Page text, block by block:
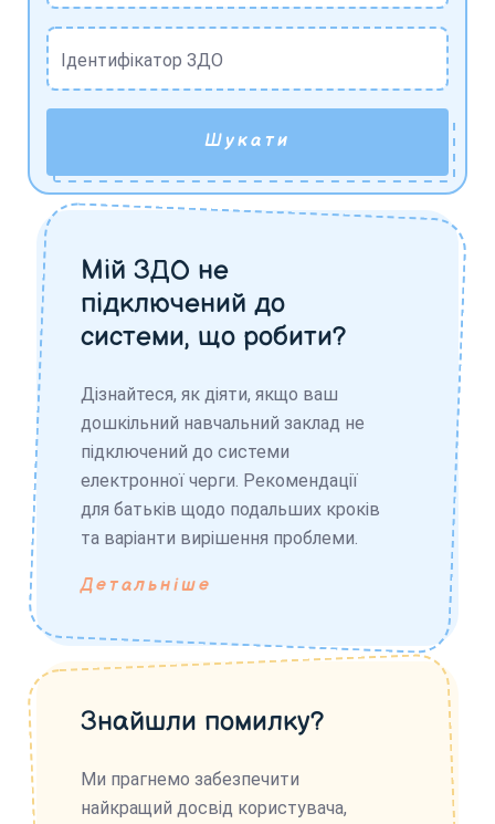
Ідентифікатор ЗДО
Шукати
Мій ЗДО не
підключений до
системи, що робити?
Дізнайтеся, як діяти, якщо ваш
дошкільний навчальний заклад не
підключений до системи
електронної черги. Рекомендації
для батьків щодо подальших кроків
та варіанти вирішення проблеми.
Детальніше
Знайшли помилку?
Ми прагнемо забезпечити
найкращий досвід користувача,